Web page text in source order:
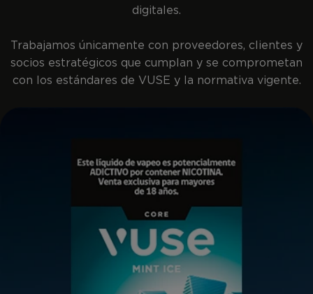
digitales.
Trabajamos únicamente con proveedores, clientes y
socios estratégicos que cumplan y se comprometan
con los estándares de VUSE y la normativa vigente.